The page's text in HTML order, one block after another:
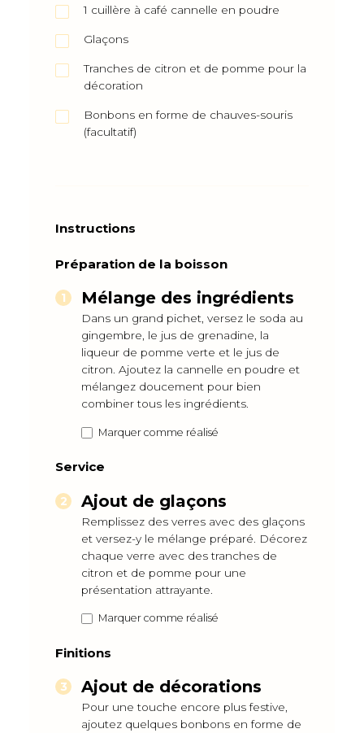
1 cuillère à café cannelle en poudre
Glaçons
Tranches de citron et de pomme pour la
décoration
Bonbons en forme de chauves-souris
(facultatif)
Instructions
Préparation de la boisson
Mélange des ingrédients
Dans un grand pichet, versez le soda au
gingembre, le jus de grenadine, la
liqueur de pomme verte et le jus de
citron. Ajoutez la cannelle en poudre et
mélangez doucement pour bien
combiner tous les ingrédients.
Marquer comme réalisé
Service
Ajout de glaçons
Remplissez des verres avec des glaçons
et versez-y le mélange préparé. Décorez
chaque verre avec des tranches de
citron et de pomme pour une
présentation attrayante.
Marquer comme réalisé
Finitions
Ajout de décorations
Pour une touche encore plus festive,
ajoutez quelques bonbons en forme de